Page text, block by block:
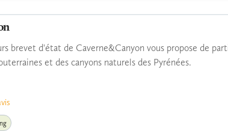
brevet d'état de Caverne&Canyon vous propose de
et des canyons naturels des Pyrénées.